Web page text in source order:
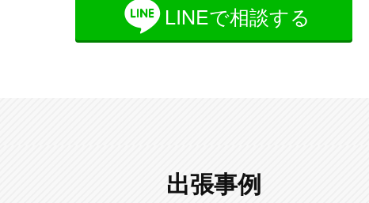
LINEで相談する
出張事例